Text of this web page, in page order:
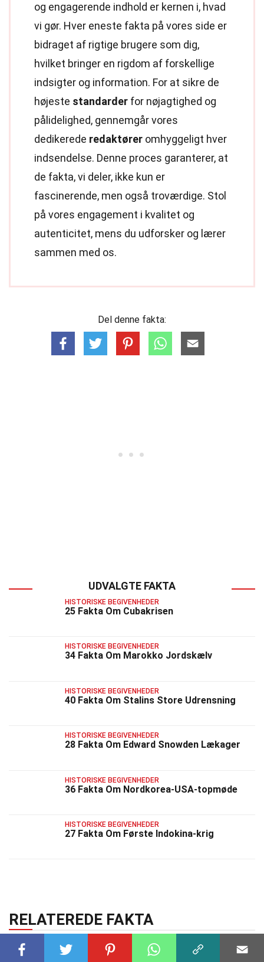
og engagerende indhold er kernen i, hvad
vi gør. Hver eneste fakta på vores side er
bidraget af rigtige brugere som dig,
hvilket bringer en rigdom af forskellige
indsigter og information. For at sikre de
højeste standarder for nøjagtighed og
pålidelighed, gennemgår vores
dedikerede redaktører omhyggeligt hver
indsendelse. Denne proces garanterer, at
de fakta, vi deler, ikke kun er
fascinerende, men også troværdige. Stol
på vores engagement i kvalitet og
autenticitet, mens du udforsker og lærer
sammen med os.
Del denne fakta:
UDVALGTE FAKTA
HISTORISKE BEGIVENHEDER
25 Fakta Om Cubakrisen
HISTORISKE BEGIVENHEDER
34 Fakta Om Marokko Jordskælv
HISTORISKE BEGIVENHEDER
40 Fakta Om Stalins Store Udrensning
HISTORISKE BEGIVENHEDER
28 Fakta Om Edward Snowden Lækager
HISTORISKE BEGIVENHEDER
36 Fakta Om Nordkorea-USA-topmøde
HISTORISKE BEGIVENHEDER
27 Fakta Om Første Indokina-krig
RELATEREDE FAKTA